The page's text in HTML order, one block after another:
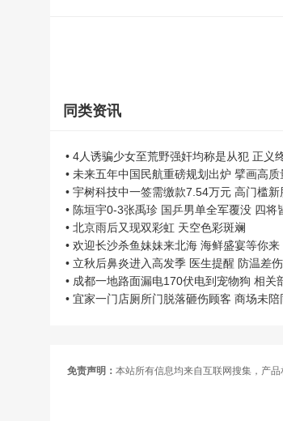
同类资讯
• 4人诱骗少女至荒野强奸均称是从犯 正义
• 未来五年中国民航重磅规划出炉 擘画高质
• 宇树科技中一签需缴款7.54万元 高门槛新
• 陈垣宇0-3张禹珍 国乒男单全军覆没 四将
• 北京雨后又现双彩虹 天空色彩斑斓
• 欢迎长沙杀鱼妹妹来北海 海鲜盛宴等你来
• 立秋后鼻炎进入高发季 医生提醒 防温差
• 成都一地路面漏电170伏电到宠物狗 相关
• 宜家一门店厕所门脱落砸伤顾客 商场未陪
免责声明： 本站所有信息均来自互联网搜集，产